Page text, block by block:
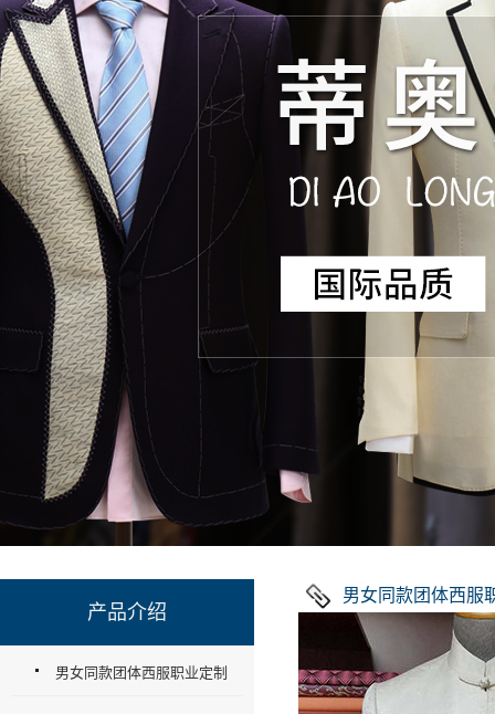
男女同款团体西服
产品介绍
男女同款团体西服职业定制